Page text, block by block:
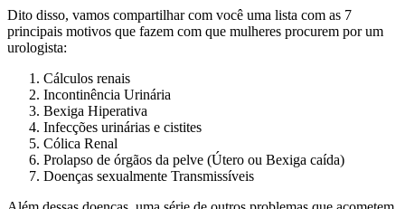
Dito disso, vamos compartilhar com você uma lista com as 7
principais motivos que fazem com que mulheres procurem por um
urologista:
Cálculos renais
Incontinência Urinária
Bexiga Hiperativa
Infecções urinárias e cistites
Cólica Renal
Prolapso de órgãos da pelve (Útero ou Bexiga caída)
Doenças sexualmente Transmissíveis